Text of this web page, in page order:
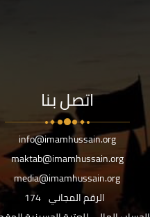
اتصل بنا
info@imamhussain.org
maktab@imamhussain.org
media@imamhussain.org
الرقم المجاني 174